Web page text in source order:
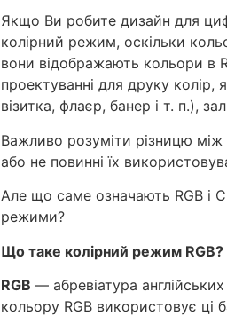
Якщо Ви робите дизайн для
колірний режим, оскільки
вони відображають кольори в
проектуванні для друку колір,
візитка, флаєр, банер і т. п.),
Важливо розуміти різницю
або не повинні їх
Але що саме означають RGB і
режими?
Що таке колірний режим RGB?
RGB — абревіатура
кольору RGB використовує ці